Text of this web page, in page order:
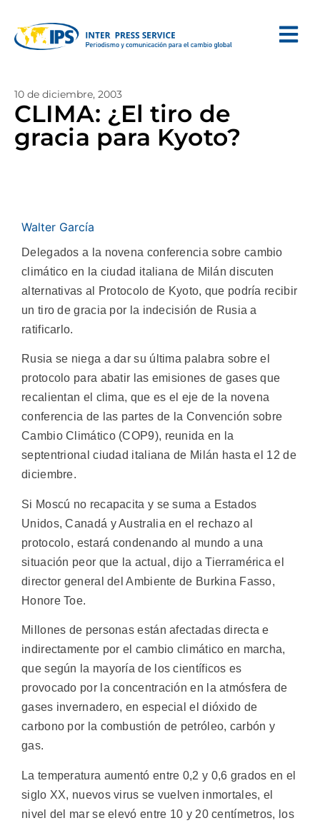
10 de diciembre, 2003
CLIMA: ¿El tiro de
gracia para Kyoto?
Walter García
Delegados a la novena conferencia sobre cambio
climático en la ciudad italiana de Milán discuten
alternativas al Protocolo de Kyoto, que podría recibir
un tiro de gracia por la indecisión de Rusia a
ratificarlo.
Rusia se niega a dar su última palabra sobre el
protocolo para abatir las emisiones de gases que
recalientan el clima, que es el eje de la novena
conferencia de las partes de la Convención sobre
Cambio Climático (COP9), reunida en la
septentrional ciudad italiana de Milán hasta el 12 de
diciembre.
Si Moscú no recapacita y se suma a Estados
Unidos, Canadá y Australia en el rechazo al
protocolo, estará condenando al mundo a una
situación peor que la actual, dijo a Tierramérica el
director general del Ambiente de Burkina Fasso,
Honore Toe.
Millones de personas están afectadas directa e
indirectamente por el cambio climático en marcha,
que según la mayoría de los científicos es
provocado por la concentración en la atmósfera de
gases invernadero, en especial el dióxido de
carbono por la combustión de petróleo, carbón y
gas.
La temperatura aumentó entre 0,2 y 0,6 grados en el
siglo XX, nuevos virus se vuelven inmortales, el
nivel del mar se elevó entre 10 y 20 centímetros, los